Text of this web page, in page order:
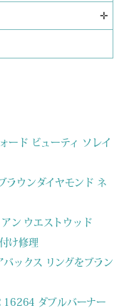
✛
ード ビューティ ソレイ
ラウンダイヤモンド ネ
ン ウエストウッド
け修理
バックス リングをブラン
16264 ダブルバーナー